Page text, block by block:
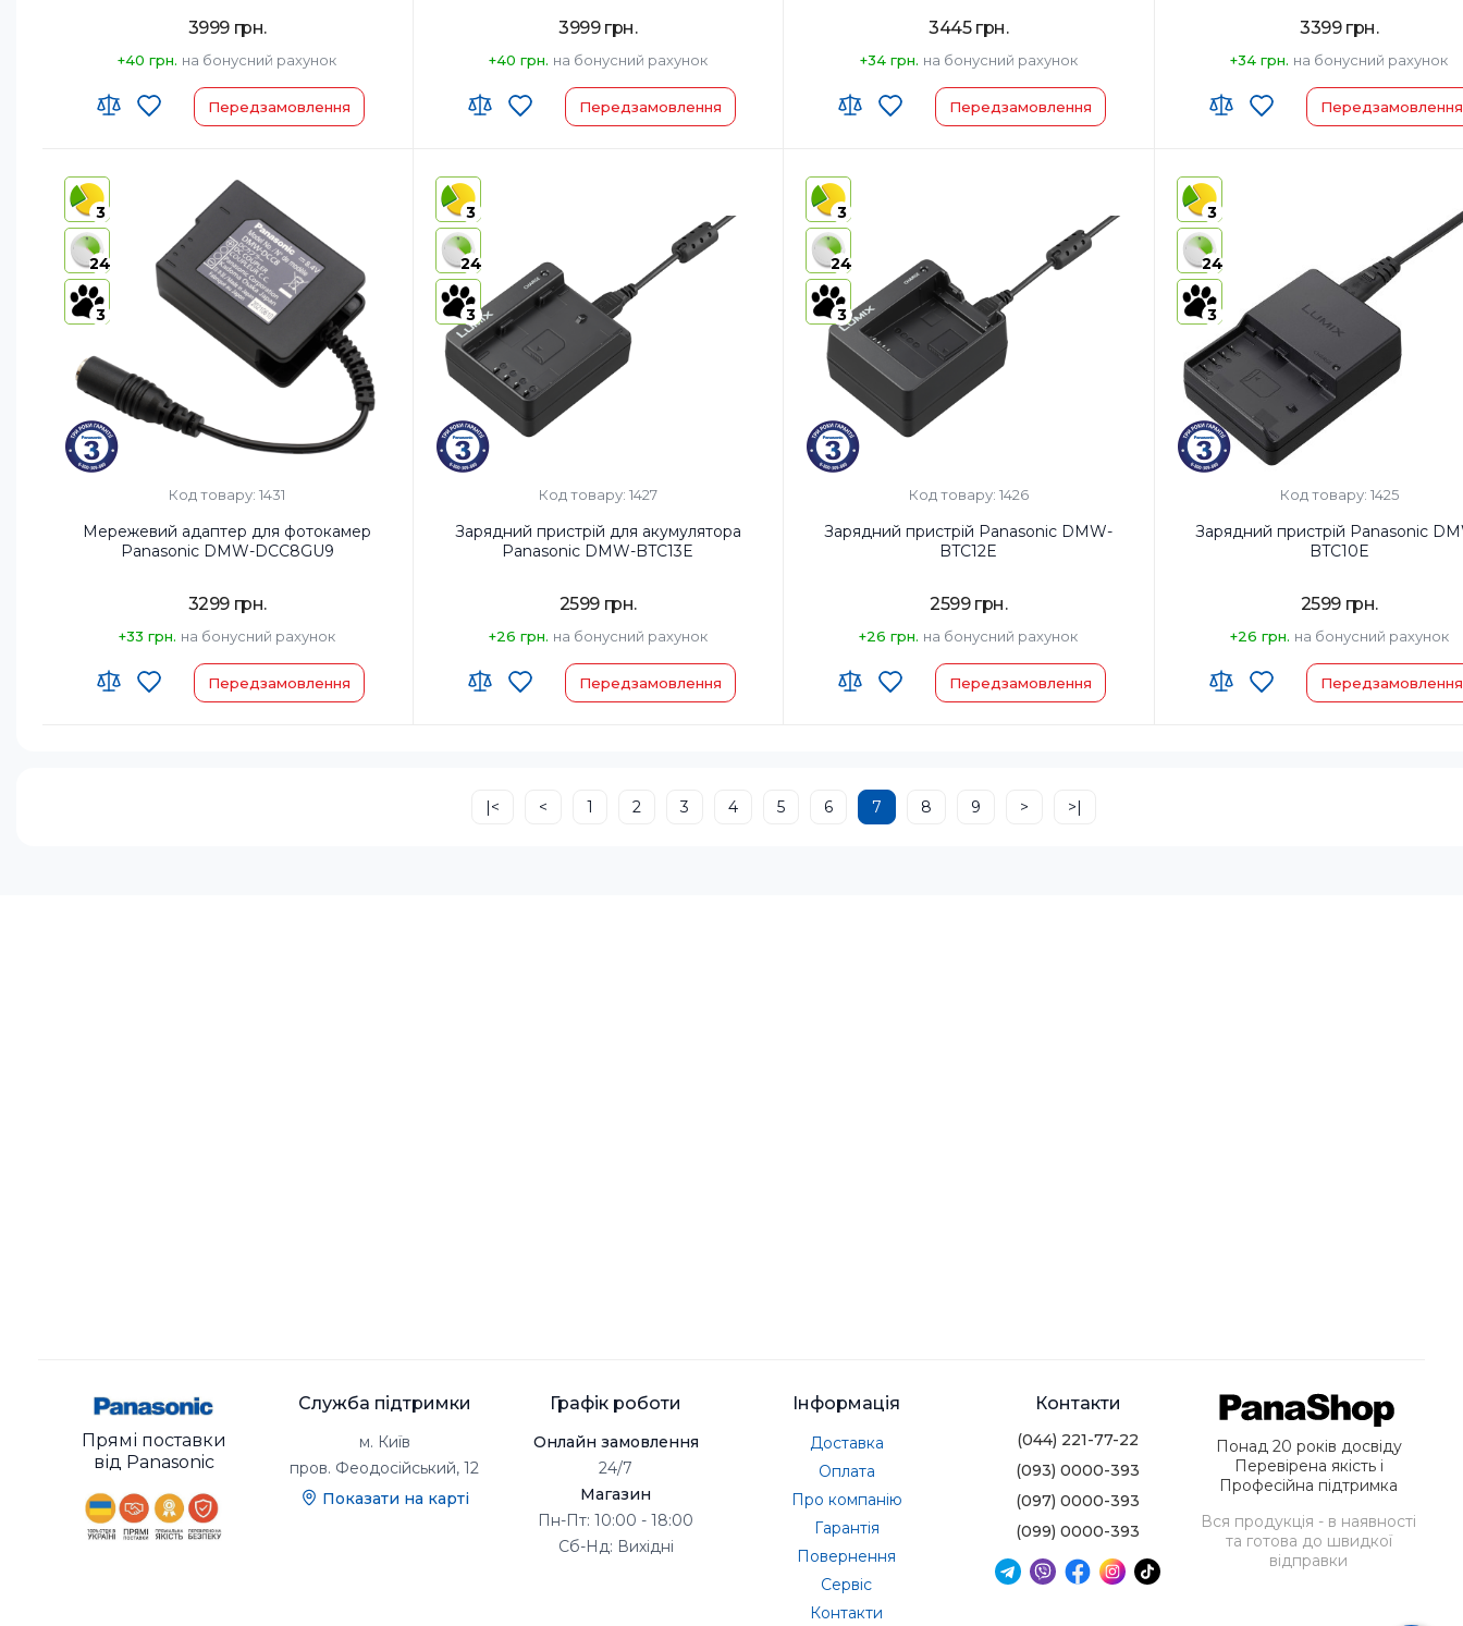
3999 грн.
+40 грн. на бонусний рахунок
Передзамовлення
Страна регистрации бренда:
3999 грн.
+40 грн. на бонусний рахунок
Передзамовлення
Країна-виробник товару:
Страна регистрации бренда:
Вага, г:450
Призначення:для фотокамер
3445 грн.
+34 грн. на бонусний рахунок
Передзамовлення
Страна регистрации бренда:
Провідне число:
Дисплей:
Кріплення:башмак
3399 грн.
+34 грн. на бонусний рахунок
Передзамовлення
Країна-виробник товару:
Страна регистрации бренда:
3
24
3
Код товару: 1431
Мережевий адаптер для фотокамер
Panasonic DMW-DCC8GU9
3299 грн.
+33 грн. на бонусний рахунок
Передзамовлення
3
24
3
Код товару: 1427
Зарядний пристрій для акумулятора
Panasonic DMW-BTC13E
2599 грн.
+26 грн. на бонусний рахунок
Передзамовлення
3
24
3
Код товару: 1426
Зарядний пристрій Panasonic DMW-
BTC12E
2599 грн.
+26 грн. на бонусний рахунок
Передзамовлення
3
24
3
Код товару: 1425
Зарядний пристрій Panasonic
BTC10E
2599 грн.
+26 грн. на бонусний рахунок
Передзамовлення
|< < 1 2 3 4 5 6 7 8 9 > >|
Прямі поставки
від Panasonic
Служба підтримки
м. Київ
пров. Феодосійський, 12
Показати на карті
Графік роботи
Онлайн замовлення
24/7
Магазин
Пн-Пт: 10:00 - 18:00
Сб-Нд: Вихідні
Інформація
Доставка
Оплата
Про компанію
Гарантія
Повернення
Сервіс
Контакти
Контакти
(044) 221-77-22
(093) 0000-393
(097) 0000-393
(099) 0000-393
Понад 20 років досвіду
Перевірена якість і
Професійна підтримка
Вся продукція - в наявності
та готова до швидкої
відправки